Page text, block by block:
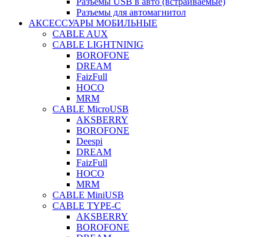
Разъемы для автомагнитол
АКСЕССУАРЫ МОБИЛЬНЫЕ
CABLE AUX
CABLE LIGHTNINIG
BOROFONE
DREAM
FaizFull
HOCO
MRM
CABLE MicroUSB
AKSBERRY
BOROFONE
Deespi
DREAM
FaizFull
HOCO
MRM
CABLE MiniUSB
CABLE TYPE-C
AKSBERRY
BOROFONE